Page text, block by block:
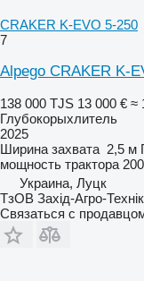
CRAKER K-EVO 5-250
7
Alpego CRAKER K-
138 000 TJS 13 000 € ≈
Глубокорыхлитель
2025
Ширина захвата 2,5 м
мощность трактора
Украина, Луцк
ТзОВ Захід-Агро-
Связаться с